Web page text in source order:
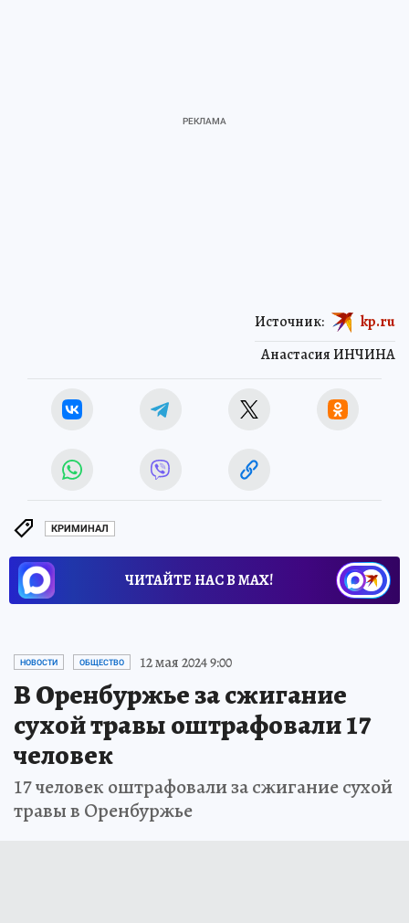
Анастасия ИНЧИНА
Источник: kp.ru
КРИМИНАЛ
ЧИТАЙТЕ НАС В МАХ!
НОВОСТИ ОБЩЕСТВО 12 мая 2024 9:00
В Оренбуржье за сжигание
сухой травы оштрафовали 17
человек
17 человек оштрафовали за сжигание сухой
травы в Оренбуржье